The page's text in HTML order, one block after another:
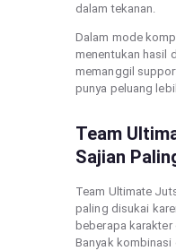
dalam tekanan.
Dalam mode
menentukan hasil
memanggil
punya peluang
Team
Sajian
Team Ultimate
paling disukai
beberapa
Banyak kombinasi